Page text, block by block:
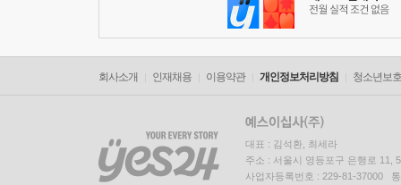
회사소개 인재채용 이용약관 개인정보처리방침 청소년보
대표 : 김석환, 최세라
주소 : 서울시 영등포구 은행로 11,
사업자등록번호 : 229-81-37000